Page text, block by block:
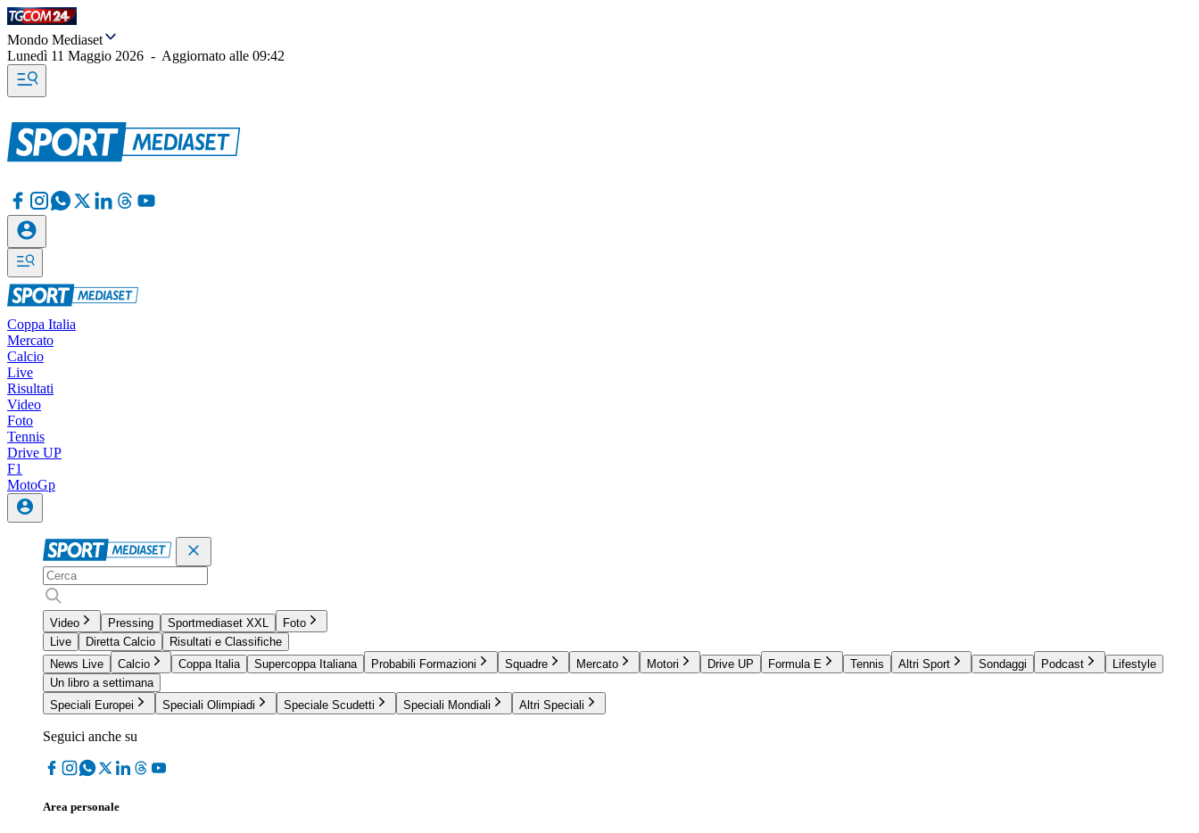
Mondo Mediaset
Lunedì 11 Maggio 2026 - Aggiornato alle 09:42
Coppa Italia
Mercato
Calcio
Live
Risultati
Video
Foto
Tennis
Drive UP
F1
MotoGp
Video Pressing Sportmediaset XXL
Foto
Live
Diretta Calcio
Risultati e Classifiche
News Live
Calcio Coppa Italia Supercoppa Italiana Probabili Formazioni Squadre Mercato Motori Drive UP Formula E Tennis Altri Sport Sondaggi Podcast
Lifestyle
Un libro a settimana
Speciali Europei
Speciali Olimpiadi Speciale Scudetti Speciali Mondiali Altri Speciali
Seguici anche su
Area personale